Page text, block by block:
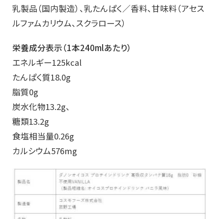
乳製品（国内製造）、乳たんぱく／香料、甘味料（アセス
ルファムカリウム、スクラロース）
栄養成分表示（1本240mlあたり）
エネルギー125kcal
たんぱく質18.0g
脂質0g
炭水化物13.2g、
糖類13.2g
食塩相当量0.26g
カルシウム576mg